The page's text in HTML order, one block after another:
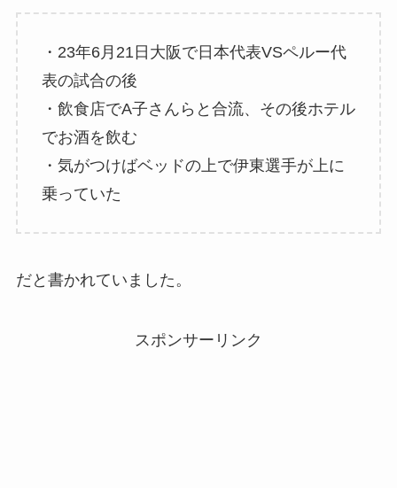
・23年6月21日大阪で日本代表VSペルー代
表の試合の後
・飲食店でA子さんらと合流、その後ホテル
でお酒を飲む
・気がつけばベッドの上で伊東選手が上に
乗っていた
だと書かれていました。
スポンサーリンク